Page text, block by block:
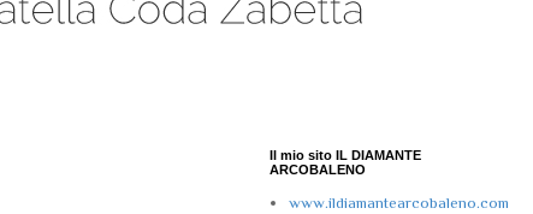
Il mio sito IL DIAMANTE
ARCOBALENO
www.ildiamantearcobaleno.com